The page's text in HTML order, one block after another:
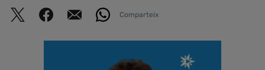
Comparteix